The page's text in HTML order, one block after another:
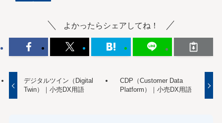
よかったらシェアしてね！
デジタルツイン（Digital
Twin）｜小売DX用語
CDP（Customer Data
Platform）｜小売DX用語